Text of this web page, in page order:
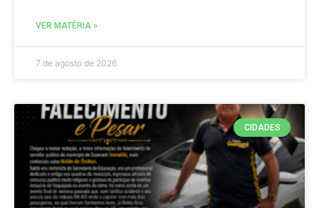
VER MATÉRIA »
7 de agosto de 2026
CIDADES